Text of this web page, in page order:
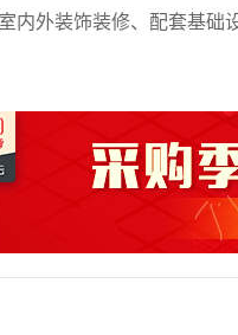
内外装饰装修、配套基础